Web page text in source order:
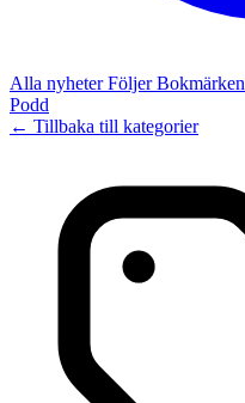
Alla nyheterFöljerBokmärken
Podd
← Tillbaka till kategorier